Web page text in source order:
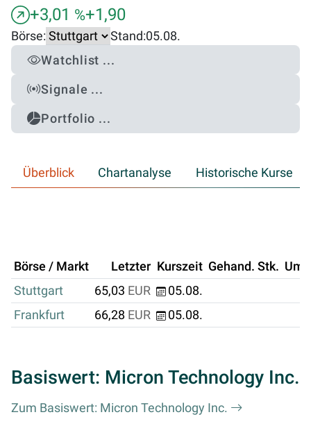
+3,01 %+1,90
Börse: Stand:05.08.
Watchlist ...
Signale ...
Portfolio ...
Überblick Chartanalyse Historische Kurse
Börse / Markt Letzter Kurszeit Gehand. Stk.
Stuttgart
65,03 EUR
05.08.
Frankfurt
66,28 EUR 05.08.
Basiswert: Micron Technology Inc.
Zum Basiswert: Micron Technology Inc.